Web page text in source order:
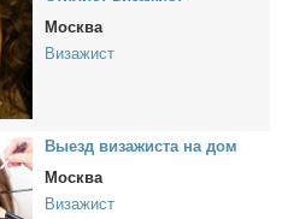
Москва
Визажист
Вы­езд ви­за­жи­ста на дом
Москва
Визажист